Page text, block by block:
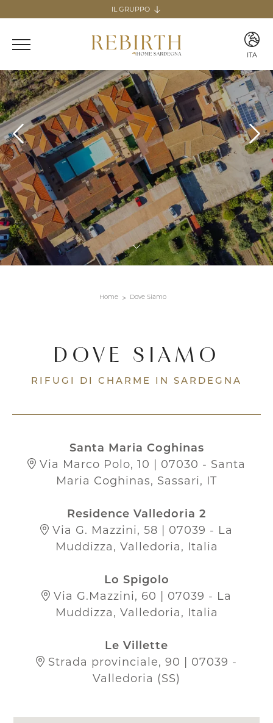
IL GRUPPO
REBIRTH HOSPITALITY
Italia
Home & Guesthouse
REBIRTH GUESTHOUSE - LAZIO
REBIRTH HOME - SARDEGNA
GUESTHOUSE RADICI
COMING SOON
MARTA LAKE
COMING SOON
Canarie
Home
REBIRTH HOME - FUERTEVENTURA
ITA
ITA
ENG
Home Dove Siamo
DOVE SIAMO
RIFUGI DI CHARME IN SARDEGNA
Santa Maria Coghinas
Via Marco Polo, 10 | 07030 - Santa
Maria Coghinas, Sassari, IT
Residence Valledoria 2
Via G. Mazzini, 58 | 07039 - La
Muddizza, Valledoria, Italia
Lo Spigolo
Via G.Mazzini, 60 | 07039 - La
Muddizza, Valledoria, Italia
Le Villette
Strada provinciale, 90 | 07039 -
Valledoria (SS)